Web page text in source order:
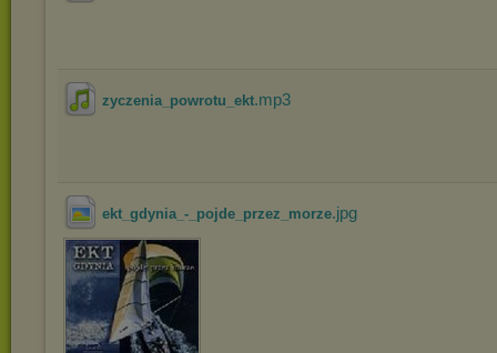
zyczenia_powrotu_ekt.mp3
ekt_gdynia_-_pojde_przez_morze.jpg